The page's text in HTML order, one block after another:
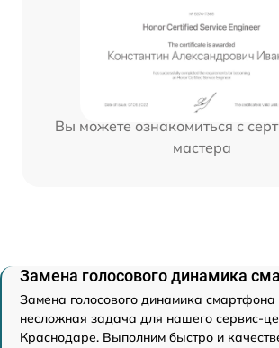
Вы можете ознакомиться с
мастера
Замена голосового динамика
Замена голосового динамика смартфона
несложная задача для нашего сервис-
Краснодаре. Выполним быстро и